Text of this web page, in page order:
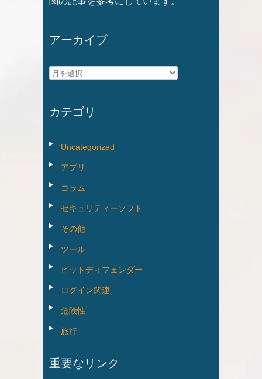
アーカイブ
ア
カ
ブ
カテゴリ
Uncategorized
アプリ
コラム
セキュリティーソフト
その他
ツール
ビットディフェンダー
ログイン関連
危険性
旅行
重要なリンク